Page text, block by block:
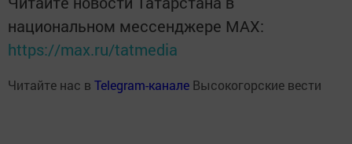
национальном мессенджере MАХ:
https://max.ru/tatmedia
Читайте нас в Telegram-канале Высокогорские вести